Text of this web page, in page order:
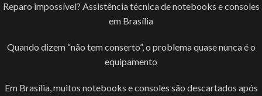
Reparo impossível? Assistência técnica de notebooks e consoles
em Brasília
Quando dizem “não tem conserto”, o problema quase nunca é o
equipamento
Em Brasília, muitos notebooks e consoles são descartados após